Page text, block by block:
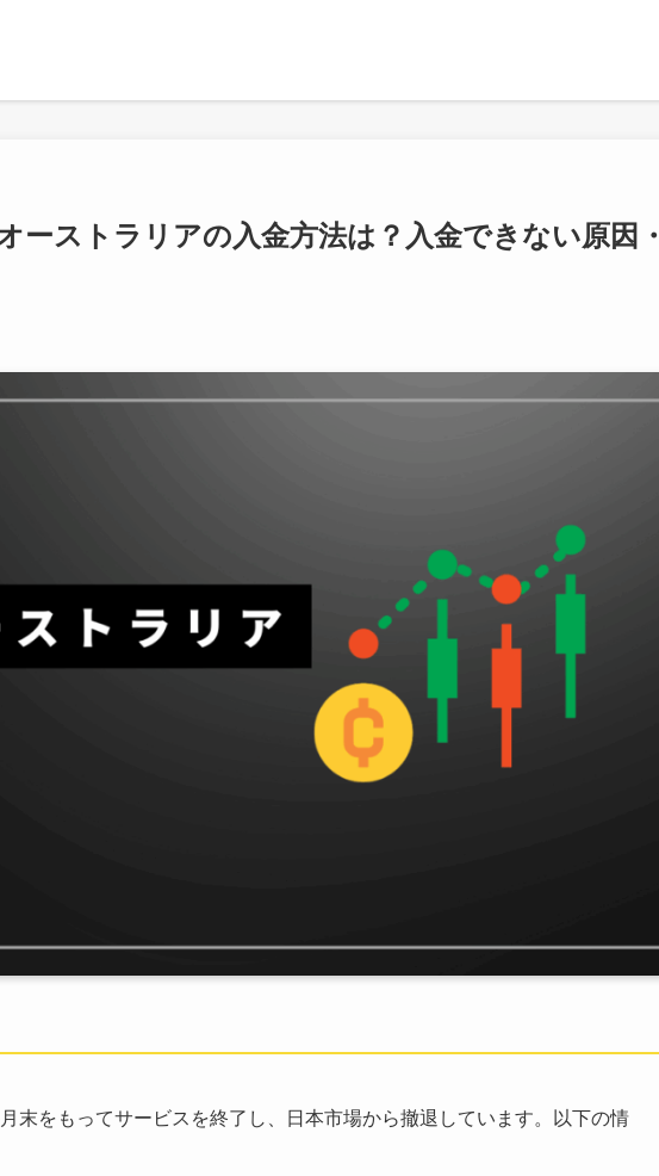
ーストラリアの入金方法は？入金できない原因・
末をもってサービスを終了し、日本市場から撤退しています。以下の情